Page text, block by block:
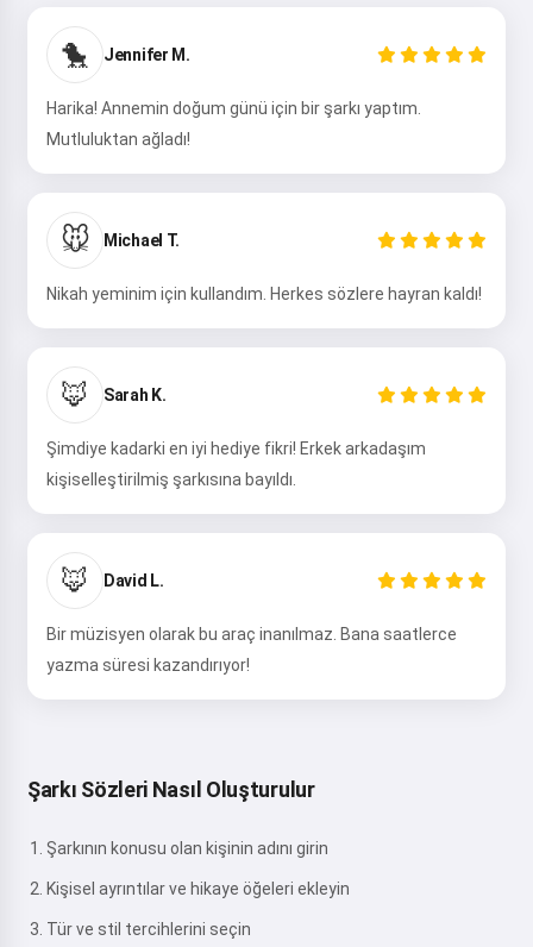
🐤 Jennifer M.
Harika! Annemin doğum günü için bir şarkı yaptım.
Mutluluktan ağladı!
🐭 Michael T.
Nikah yeminim için kullandım. Herkes sözlere hayran kaldı!
🦊 Sarah K.
Şimdiye kadarki en iyi hediye fikri! Erkek arkadaşım
kişiselleştirilmiş şarkısına bayıldı.
🦊 David L.
Bir müzisyen olarak bu araç inanılmaz. Bana saatlerce
yazma süresi kazandırıyor!
Şarkı Sözleri Nasıl Oluşturulur
Şarkının konusu olan kişinin adını girin
Kişisel ayrıntılar ve hikaye öğeleri ekleyin
Tür ve stil tercihlerini seçin
Şarkılar oluşturabilir, şiirler ve
Gizlilik Politikası ,